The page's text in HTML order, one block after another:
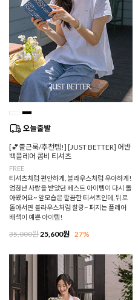
[💕출근룩/추천템!] [JUST BETTER] 어반
백플레어 콤비 티셔츠
FREE
티셔츠처럼 편안하게, 블라우스처럼 우아하게!
엄청난 사랑을 받았던 베스트 아이템이 다시 돌
아왔어요~ 앞모습은 깔끔한 티셔츠인데, 뒤로
돌아서면 블라우스처럼 찰랑~ 퍼지는 플레어
배색이 예쁜 아이템!
35,000원 25,600원 27%